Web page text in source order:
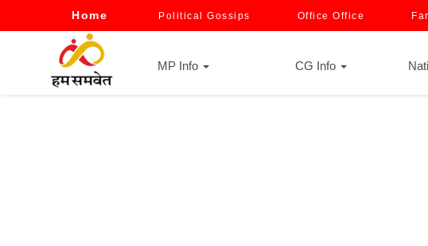
Home Political Gossips Office Office
MP Info CG Info